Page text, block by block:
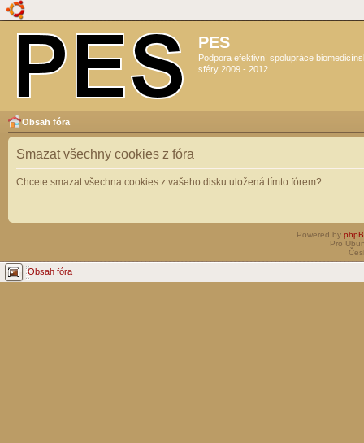
PES
Podpora efektivní spolupráce
sféry 2009 - 2012
Obsah fóra
Smazat všechny cookies z fóra
Chcete smazat všechna cookies z vašeho disku uložená tímto fórem?
Powered by
Pro
Obsah fóra